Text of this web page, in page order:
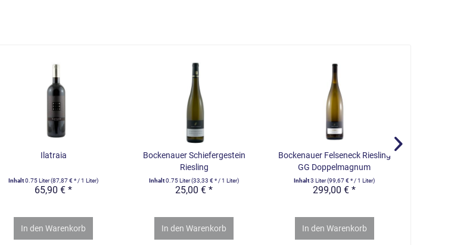
Ilatraia
Inhalt0.75 Liter(87,87 € * / 1 Liter)
65,90 € *
In den Warenkorb
Bockenauer Schiefergestein
Riesling
Inhalt0.75 Liter(33,33 € * / 1 Liter)
25,00 € *
In den Warenkorb
Bockenauer Felseneck Riesling
GG Doppelmagnum
Inhalt3 Liter(99,67 € * / 1 Liter)
299,00 € *
In den Warenkorb